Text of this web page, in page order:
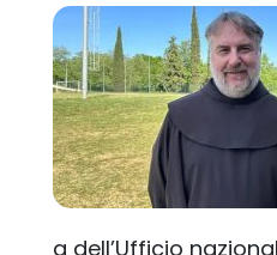
a dell’Ufficio